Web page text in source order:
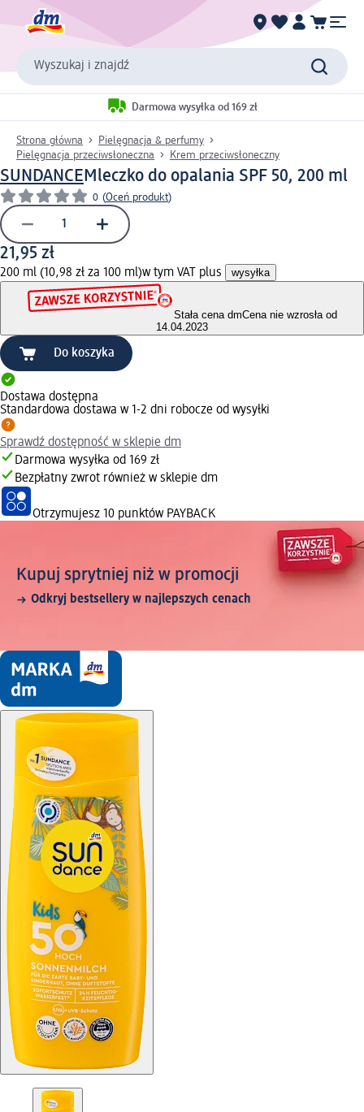
Wyszukaj i znajdź
Darmowa wysyłka od 169 zł
Strona główna
Pielęgnacja & perfumy
Pielęgnacja przeciwsłoneczna
Krem przeciwsłoneczny
SUNDANCEMleczko do opalania SPF 50, 200 ml
0 (Oceń produkt)
21,95 zł
200 ml (10,98 zł za 100 ml)w tym VAT plus wysyłka
Stała cena dmCena nie wzrosła od
14.04.2023
Do koszyka
Dostawa dostępna
Standardowa dostawa w 1-2 dni robocze od wysyłki
Sprawdź dostępność w sklepie dm
Darmowa wysyłka od 169 zł
Bezpłatny zwrot również w sklepie dm
Otrzymujesz 10 punktów PAYBACK
Kupuj sprytniej niż w promocji
Odkryj bestsellery w najlepszych cenach